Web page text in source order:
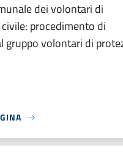
dei volontari di
procedimento di
gruppo volontari di